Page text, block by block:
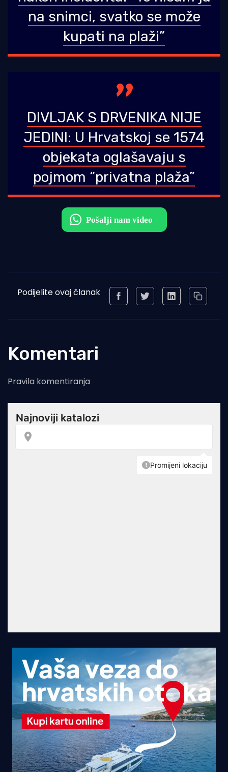
na snimci, svatko se može
kupati na plaži”
DIVLJAK S DRVENIKA NIJE
JEDINI: U Hrvatskoj se 1574
objekata oglašavaju s
pojmom “privatna plaža”
Podijelite ovaj članak
Komentari
Pravila komentiranja